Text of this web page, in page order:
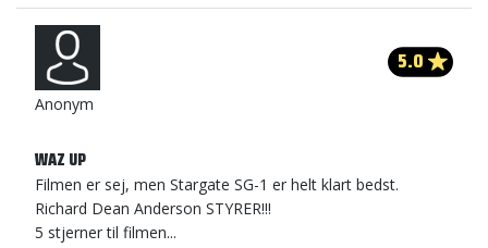
Anonym
5.0
WAZ UP
Filmen er sej, men Stargate SG-1 er helt klart bedst.
Richard Dean Anderson STYRER!!!
5 stjerner til filmen...